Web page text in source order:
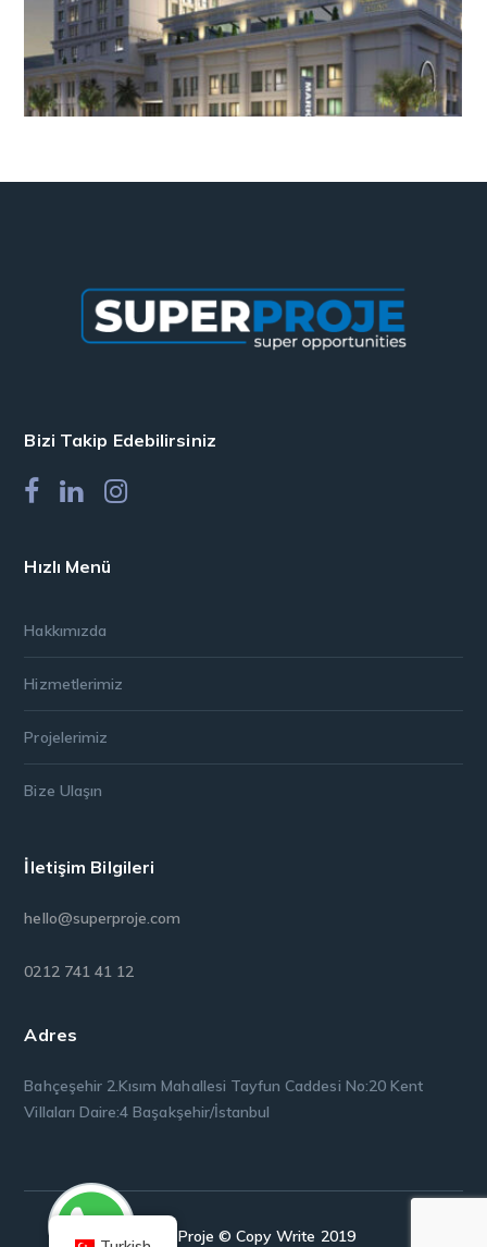
Bizi Takip Edebilirsiniz
Hızlı Menü
Hakkımızda
Hizmetlerimiz
Projelerimiz
Bize Ulaşın
İletişim Bilgileri
hello@superproje.com
0212 741 41 12
Adres
Bahçeşehir 2.Kısım Mahallesi Tayfun Caddesi No:20 Kent
Villaları Daire:4 Başakşehir/İstanbul
Super Proje © Copy Write 2019